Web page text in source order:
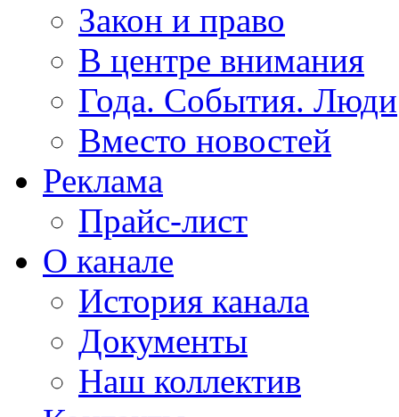
Закон и право
В центре внимания
Года. События. Люди
Вместо новостей
Реклама
Прайс-лист
О канале
История канала
Документы
Наш коллектив